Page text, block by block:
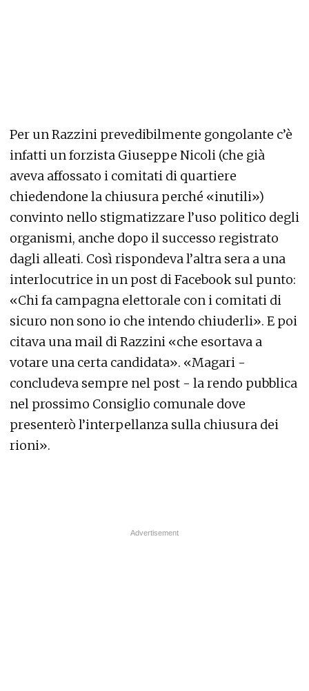
Per un Razzini prevedibilmente gongolante c’è
infatti un forzista Giuseppe Nicoli (che già
aveva affossato i comitati di quartiere
chiedendone la chiusura perché «inutili»)
convinto nello stigmatizzare l’uso politico degli
organismi, anche dopo il successo registrato
dagli alleati. Così rispondeva l’altra sera a una
interlocutrice in un post di Facebook sul punto:
«Chi fa campagna elettorale con i comitati di
sicuro non sono io che intendo chiuderli». E poi
citava una mail di Razzini «che esortava a
votare una certa candidata». «Magari -
concludeva sempre nel post - la rendo pubblica
nel prossimo Consiglio comunale dove
presenterò l’interpellanza sulla chiusura dei
rioni».